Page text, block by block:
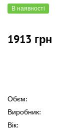
В наявності
1913 грн
Обєм:
Виробник:
Вік: